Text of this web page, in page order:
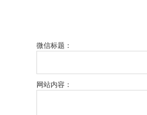
微信标题：
网站内容：